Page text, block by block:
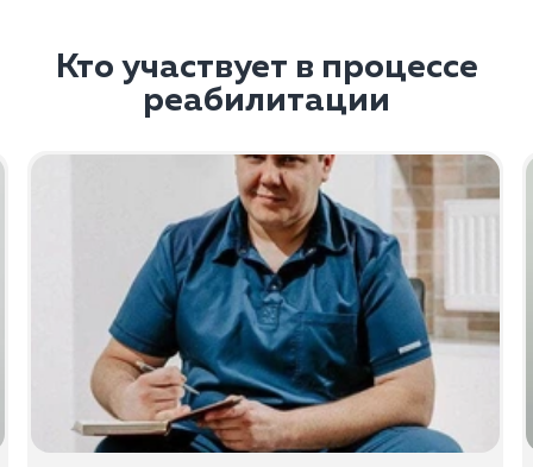
Кто участвует в процессе
реабилитации